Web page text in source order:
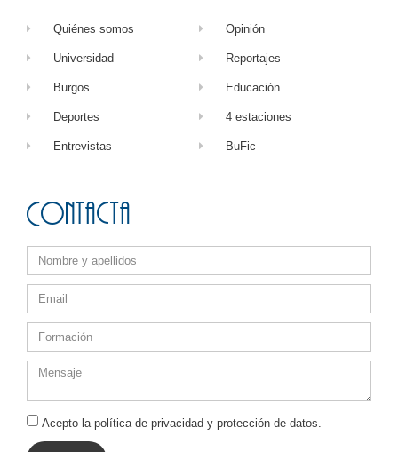
Quiénes somos
Universidad
Burgos
Deportes
Entrevistas
Opinión
Reportajes
Educación
4 estaciones
BuFic
Contacta
Acepto la política de privacidad y protección de datos.